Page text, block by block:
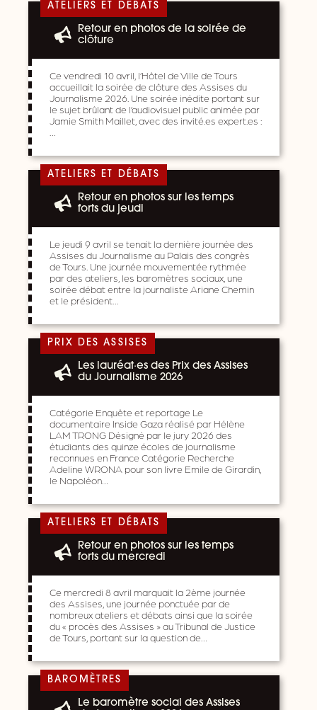
ATELIERS ET DÉBATS
Retour en photos de la soirée de
clôture
Ce vendredi 10 avril, l’Hôtel de Ville de Tours
accueillait la soirée de clôture des Assises du
Journalisme 2026. Une soirée inédite portant sur
le sujet brûlant de l’audiovisuel public animée par
Jamie Smith Maillet, avec des invité.es expert.es :
ATELIERS ET DÉBATS
Retour en photos sur les temps
forts du jeudi
Le jeudi 9 avril se tenait la dernière journée des
Assises du Journalisme au Palais des congrès
de Tours. Une journée mouvementée rythmée
par des ateliers, les baromètres sociaux, une
soirée débat entre la journaliste Ariane Chemin
et le président…
PRIX DES ASSISES
Les lauréat·es des Prix des Assises
du Journalisme 2026
Catégorie Enquête et reportage Le
documentaire Inside Gaza réalisé par Hélène
LAM TRONG Désigné par le jury 2026 des
étudiants des quinze écoles de journalisme
reconnues en France Catégorie Recherche
Adeline WRONA pour son livre Emile de Girardin,
le Napoléon…
ATELIERS ET DÉBATS
Retour en photos sur les temps
forts du mercredi
Ce mercredi 8 avril marquait la 2ème journée
des Assises, une journée ponctuée par de
nombreux ateliers et débats ainsi que la soirée
du « procès des Assises » au Tribunal de Justice
de Tours, portant sur la question de…
BAROMÈTRES
Le baromètre social des Assises